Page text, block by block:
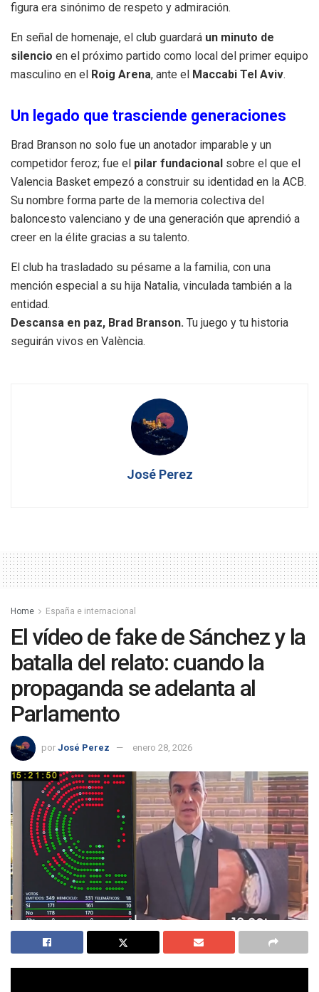
figura era sinónimo de respeto y admiración.
En señal de homenaje, el club guardará un minuto de
silencio en el próximo partido como local del primer equipo
masculino en el
Roig Arena, ante el Maccabi Tel Aviv.
Un legado que trasciende generaciones
Brad Branson no solo fue un anotador imparable y un
competidor feroz; fue el pilar fundacional sobre el que el
Valencia Basket empezó a construir su identidad en la ACB.
Su nombre forma parte de la memoria colectiva del
baloncesto valenciano y de una generación que aprendió a
creer en la élite gracias a su talento.
El club ha trasladado su pésame a la familia, con una
mención especial a su hija Natalia, vinculada también a la
entidad.
Descansa en paz, Brad Branson. Tu juego y tu historia
seguirán vivos en València.
José Perez
Home España e internacional
El vídeo de fake de Sánchez y la
batalla del relato: cuando la
propaganda se adelanta al
Parlamento
por José Perez enero 28, 2026